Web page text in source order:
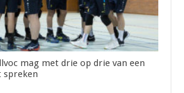
mag met drie op drie van een
spreken